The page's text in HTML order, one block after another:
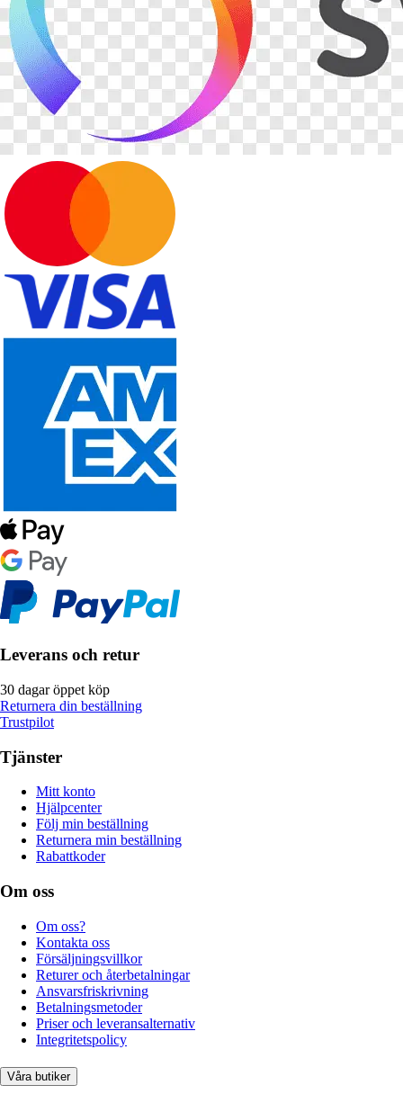
Leverans och retur
30 dagar öppet köp
Returnera din beställning
Trustpilot
Tjänster
Mitt konto
Hjälpcenter
Följ min beställning
Returnera min beställning
Rabattkoder
Om oss
Om oss?
Kontakta oss
Försäljningsvillkor
Returer och återbetalningar
Ansvarsfriskrivning
Betalningsmetoder
Priser och leveransalternativ
Integritetspolicy
Våra butiker